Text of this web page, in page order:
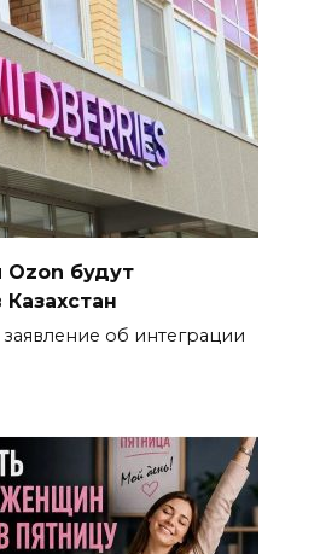
будут
об интеграции